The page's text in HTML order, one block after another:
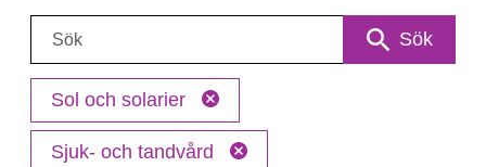
Sök: Sök
Sol och solarier
Sjuk- och tandvård